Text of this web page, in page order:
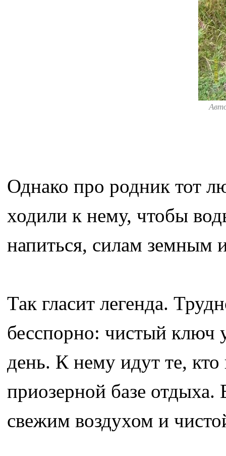
Однако про родник тот
ходили к нему, чтобы
напиться, силам земным
Так гласит легенда.
бесспорно: чистый ключ
день. К нему идут те,
приозерной базе отдыха.
свежим воздухом и